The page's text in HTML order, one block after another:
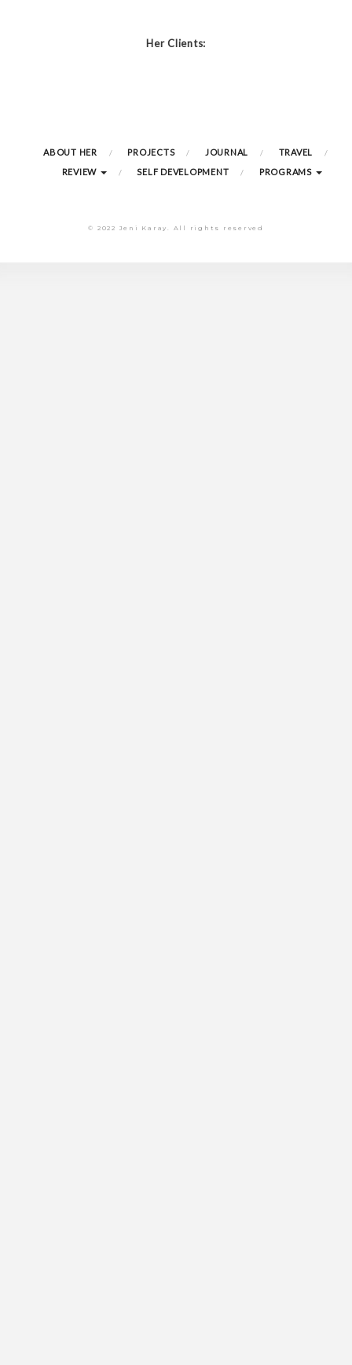
Her Clients:
ABOUT HER PROJECTS JOURNAL
TRAVEL
REVIEW
SELF DEVELOPMENT PROGRAMS
© 2022 Jeni Karay. All rights reserved